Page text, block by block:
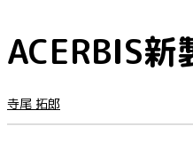
ACERBIS新
寺尾 拓郎